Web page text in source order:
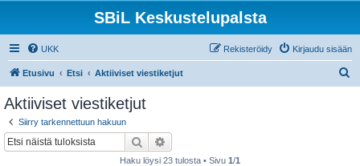
SBiL Keskustelupalsta
UKK Kirjaudu sisään
Rekisteröidy
Etusivu Etsi Aktiiviset viestiketjut
Aktiiviset viestiketjut
Siirry tarkennettuun hakuun
Etsi
Haku löysi 23 tulosta • Sivu 1/1